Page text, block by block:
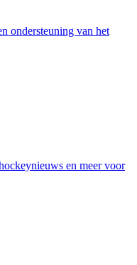
ondersteuning van het
en meer voor